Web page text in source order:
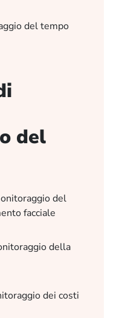
del tempo
del
del
facciale
della
dei costi